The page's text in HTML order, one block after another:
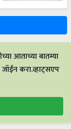
आताच्या बातम्या
करा.व्हाट्सएप